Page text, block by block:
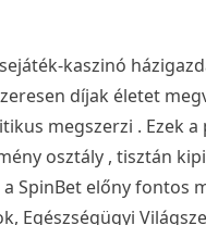
kaszinó
díjak életet
megszerzi . Ezek
osztály , tisztán
SpinBet előny fontos
Egészségügyi